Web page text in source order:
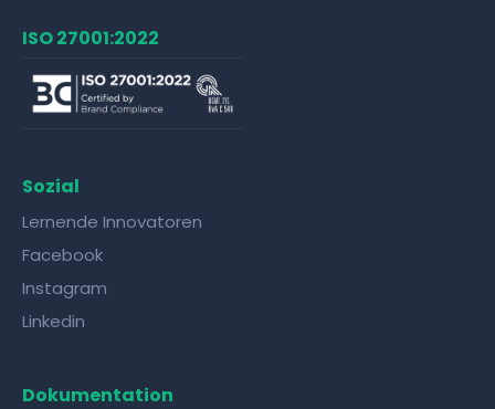
ISO 27001:2022
Sozial
Lernende Innovatoren
Facebook
Instagram
Linkedin
Dokumentation